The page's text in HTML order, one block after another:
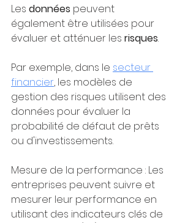
Les données peuvent
également être utilisées pour
évaluer et atténuer les risques.
Par exemple, dans le secteur
financier, les modèles de
gestion des risques utilisent des
données pour évaluer la
probabilité de défaut de prêts
ou d'investissements.
Mesure de la performance : Les
entreprises peuvent suivre et
mesurer leur performance en
utilisant des indicateurs clés de